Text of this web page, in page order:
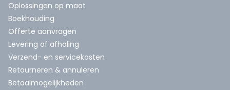
Oplossingen op maat
Boekhouding
Offerte aanvragen
Levering of afhaling
Verzend- en servicekosten
Retourneren & annuleren
Betaalmogelijkheden